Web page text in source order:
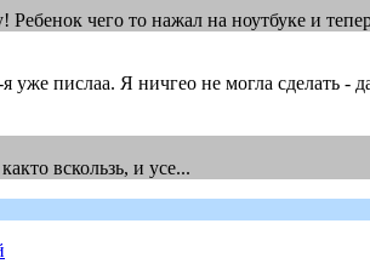
Ребенок чего то нажал на ноутбуке и
пислаа. Я ничгео не могла сделать -
вскользь, и усе...